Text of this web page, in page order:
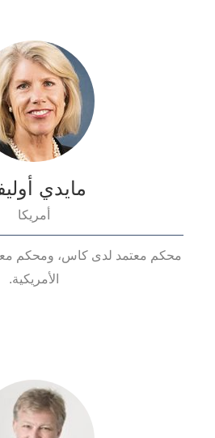
مايدي
أمريكا
محكم معتمد لدى كاس، ومحكم
الأمريكية.